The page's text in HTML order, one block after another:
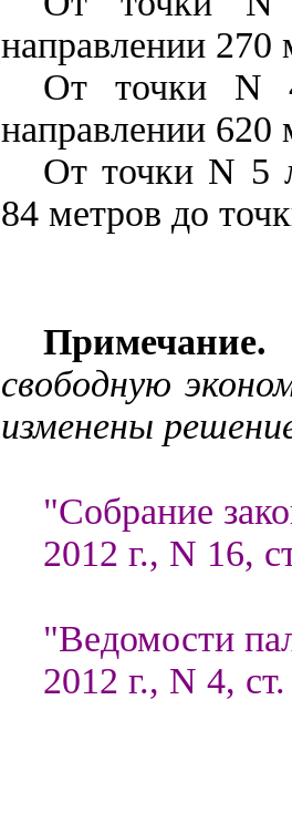
направлении 270
От точки N 4
направлении 620
От точки N 5
84 метров до
Примечание.
свободную
изменены
"Собрание
2012 г., N 16,
"Ведомости
2012 г., N 4,